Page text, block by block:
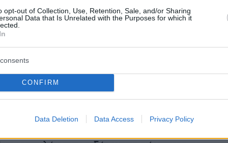
opt-out of Collection, Use, Retention, Sale, and/or Sharing
Data that Is Unrelated with the Purposes for which it
CONFIRM
Data Deletion Data Access Privacy Policy
πίεσης. Παράλληλα, πρόσφατες έρευνες
η ζύμωση των διαλυτών φυτικών ινών από τα
σόγια παράγει λιπαρά οξέα βραχείας
επηρεάζουν τη διαστολή των
Επιπλέον, οι ισοφλαβόνες της
να συμβάλλουν στη μείωση της